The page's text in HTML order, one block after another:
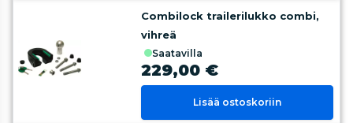
Combilock trailerilukko combi,
vihreä
saatavilla
229,00 €
Lisää ostoskoriin